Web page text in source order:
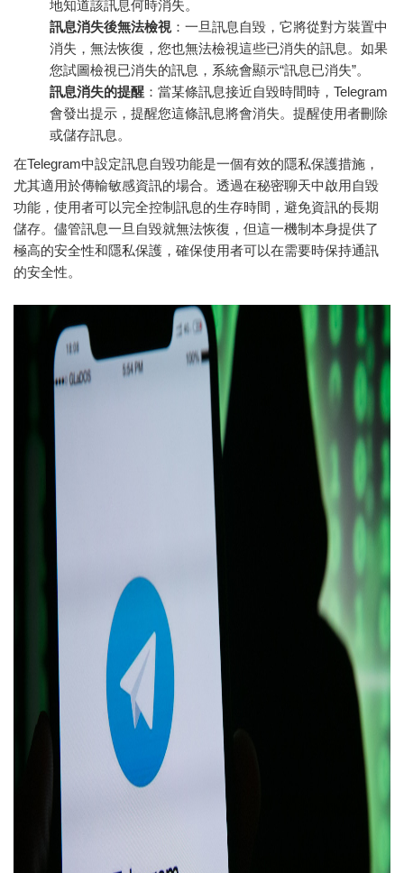
地知道該訊息何時消失。
訊息消失後無法檢視 ：一旦訊息自毀，它將從對方裝置中
消失，無法恢復，您也無法檢視這些已消失的訊息。如果
您試圖檢視已消失的訊息，系統會顯示“訊息已消失”。
訊息消失的提醒 ：當某條訊息接近自毀時間時，Telegram
會發出提示，提醒您這條訊息將會消失。提醒使用者刪除
或儲存訊息。
在Telegram中設定訊息自毀功能是一個有效的隱私保護措施，
尤其適用於傳輸敏感資訊的場合。透過在秘密聊天中啟用自毀
功能，使用者可以完全控制訊息的生存時間，避免資訊的長期
儲存。儘管訊息一旦自毀就無法恢復，但這一機制本身提供了
極高的安全性和隱私保護，確保使用者可以在需要時保持通訊
的安全性。